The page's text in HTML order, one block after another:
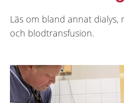
Läs om bland annat
och blodtransfusion.